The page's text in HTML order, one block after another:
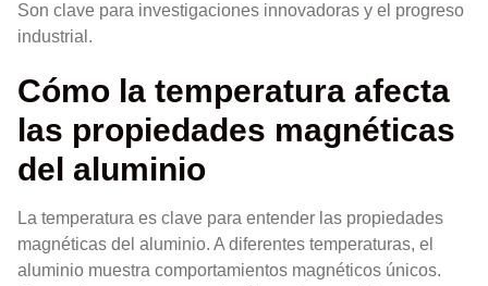
Son clave para investigaciones innovadoras y el progreso
industrial.
Cómo la temperatura afecta
las propiedades magnéticas
del aluminio
La temperatura es clave para entender las propiedades
magnéticas del aluminio. A diferentes temperaturas, el
aluminio muestra comportamientos magnéticos únicos.